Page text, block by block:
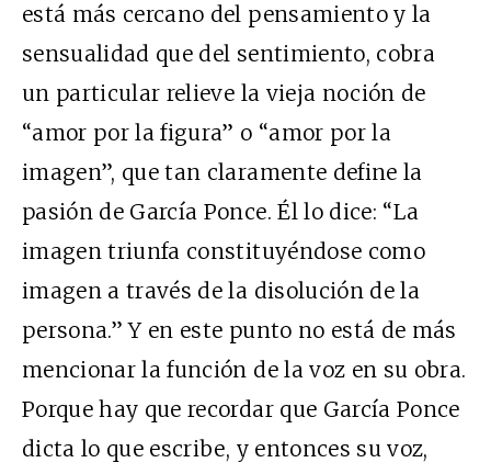
está más cercano del pensamiento y la
sensualidad que del sentimiento, cobra
un particular relieve la vieja noción de
“amor por la figura” o “amor por la
imagen”, que tan claramente define la
pasión de García Ponce. Él lo dice: “La
imagen triunfa constituyéndose como
imagen a través de la disolución de la
persona.” Y en este punto no está de más
mencionar la función de la voz en su obra.
Porque hay que recordar que García Ponce
dicta lo que escribe, y entonces su voz,